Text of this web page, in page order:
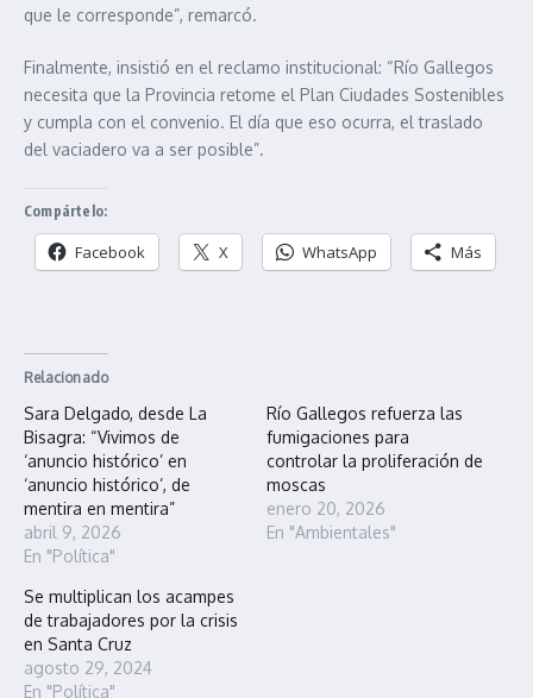
que le corresponde”, remarcó.
Finalmente, insistió en el reclamo institucional: “Río Gallegos
necesita que la Provincia retome el Plan Ciudades Sostenibles
y cumpla con el convenio. El día que eso ocurra, el traslado
del vaciadero va a ser posible”.
Compártelo:
Facebook X WhatsApp Más
Relacionado
Sara Delgado, desde La
Bisagra: “Vivimos de
‘anuncio histórico’ en
‘anuncio histórico’, de
mentira en mentira”
abril 9, 2026
En "Política"
Río Gallegos refuerza las
fumigaciones para
controlar la proliferación de
moscas
enero 20, 2026
En "Ambientales"
Se multiplican los acampes
de trabajadores por la crisis
en Santa Cruz
agosto 29, 2024
En "Política"